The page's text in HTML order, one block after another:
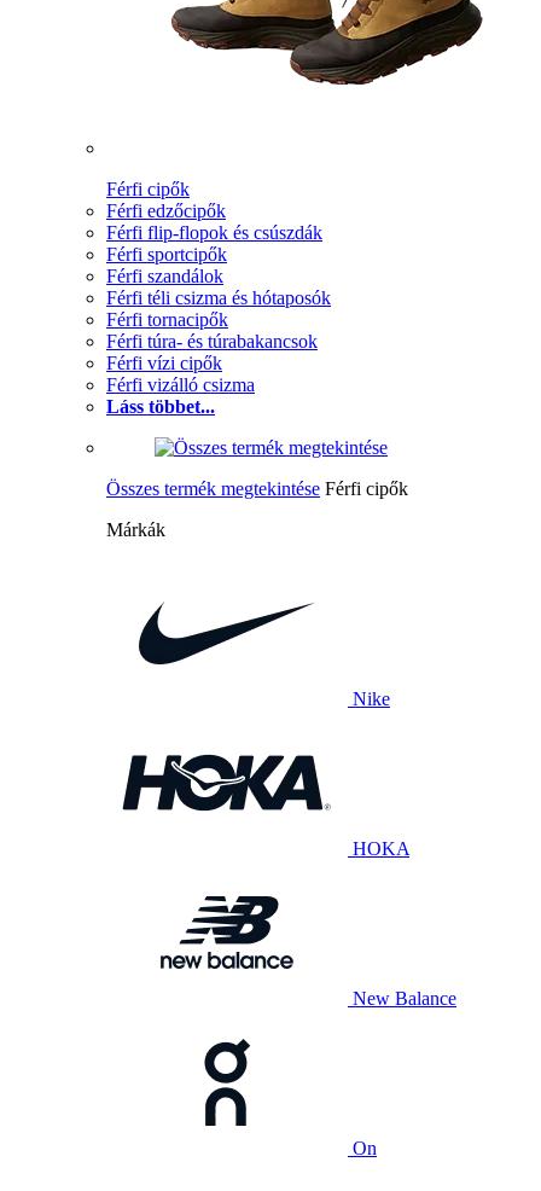
Férfi cipők
Férfi edzőcipők
Férfi flip-flopok és csúszdák
Férfi sportcipők
Férfi szandálok
Férfi téli csizma és hótaposók
Férfi tornacipők
Férfi túra- és túrabakancsok
Férfi vízi cipők
Férfi vizálló csizma
Láss többet...
Összes termék megtekintése Férfi cipők
Márkák
Nike
HOKA
New Balance
On